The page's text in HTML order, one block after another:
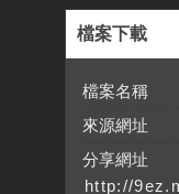
檔案下載
檔案名稱
來源網址
分享網址